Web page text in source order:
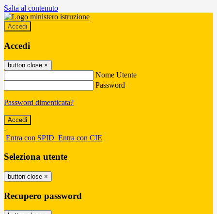
Salta al contenuto
Accedi
Accedi
button close ×
Nome Utente
Password
Password dimenticata?
-
Entra con SPID Entra con CIE
Seleziona utente
button close ×
Recupero password